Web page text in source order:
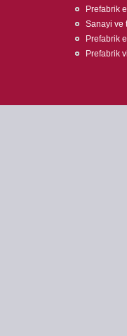
Prefabrik
Sanayi ve
Prefabrik
Prefabrik